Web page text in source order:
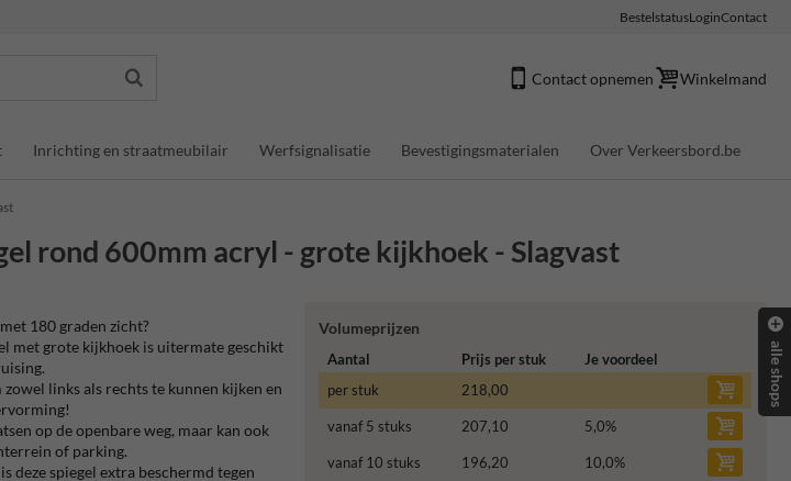
BestelstatusLoginContact
Contact opnemen Winkelmand
Inrichting en straatmeubilair Werfsignalisatie Bevestigingsmaterialen Over Verkeersbord.be
rond 600mm acryl - grote kijkhoek - Slagvast
Volumeprijzen
Aantal Prijs per stuk
Je voordeel
per stuk
218,00
vanaf 5 stuks 207,10 5,0%
vanaf 10 stuks 196,20 10,0%
180 graden zicht?
met grote kijkhoek is uitermate geschikt
zowel links als rechts te kunnen kijken en
op de openbare weg, maar kan ook
of parking.
deze spiegel extra beschermd tegen
alle shops